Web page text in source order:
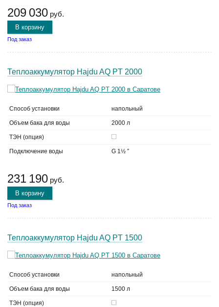
209 030 руб.
В корзину
Под заказ
Теплоаккумулятор Hajdu AQ PT 2000
Способ установки напольный
Объем бака для воды 2000 л
ТЭН (опция)
Подключение воды G 1½ ″
231 190 руб.
В корзину
Под заказ
Теплоаккумулятор Hajdu AQ PT 1500
Способ установки напольный
Объем бака для воды 1500 л
ТЭН (опция)